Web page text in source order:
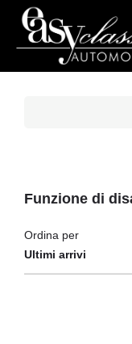
Ultimi arrivi
Ordina per